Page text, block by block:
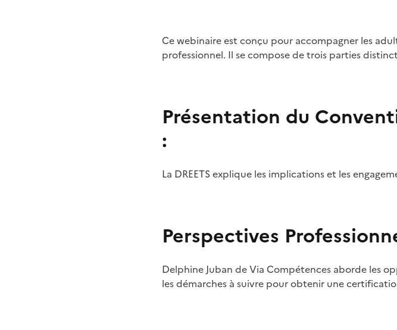
Ce webinaire est conçu pour accompagner les
professionnel. Il se compose de trois parties
Présentation du
:
La DREETS explique les implications et les
Perspectives
Delphine Juban de Via Compétences aborde les
les démarches à suivre pour obtenir une